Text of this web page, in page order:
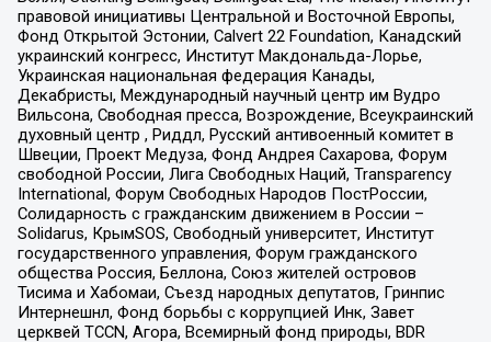
правовой инициативы Центральной и Восточной Европы,
Фонд Открытой Эстонии, Calvert 22 Foundation, Канадский
украинский конгресс, Институт Макдональда-Лорье,
Украинская национальная федерация Канады,
Декабристы, Международный научный центр им Вудро
Вильсона, Свободная пресса, Возрождение, Всеукраинский
духовный центр , Риддл, Русский антивоенный комитет в
Швеции, Проект Медуза, Фонд Андрея Сахарова, Форум
свободной России, Лига Свободных Наций, Transparеncy
International, Форум Свободных Народов ПостРоссии,
Солидарность с гражданским движением в России –
Solidarus, КрымSOS, Свободный университет, Институт
государственного управления, Форум гражданского
общества Россия, Беллона, Союз жителей островов
Тисима и Хабомаи, Съезд народных депутатов, Гринпис
Интернешнл, Фонд борьбы с коррупцией Инк, Завет
церквей TCCN, Агора, Всемирный фонд природы, BDR